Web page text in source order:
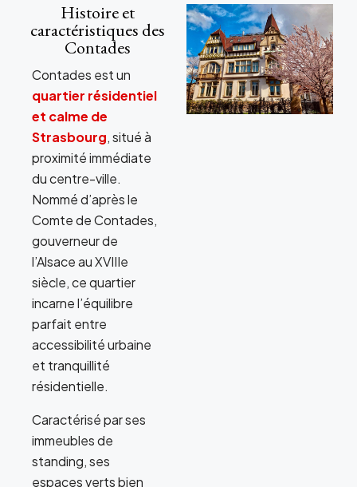
Histoire et
caractéristiques des
Contades
Contades est un
quartier résidentiel
et calme de
Strasbourg, situé à
proximité immédiate
du centre-ville.
Nommé d’après le
Comte de Contades,
gouverneur de
l’Alsace au XVIIIe
siècle, ce quartier
incarne l’équilibre
parfait entre
accessibilité urbaine
et tranquillité
résidentielle.
Caractérisé par ses
immeubles de
standing, ses
espaces verts bien